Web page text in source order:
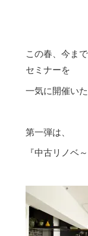
この春、今ま
セミナーを
一気に開催い
第一弾は、
『中古リノベ